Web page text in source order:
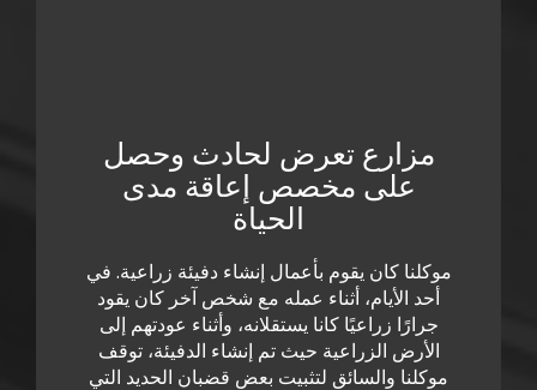
مزارع تعرض لحادث وحصل
على مخصص إعاقة مدى
الحياة
موكلنا كان يقوم بأعمال إنشاء دفيئة زراعية. في
أحد الأيام، أثناء عمله مع شخص آخر كان يقود
جرارًا زراعيًا كانا يستقلانه، وأثناء عودتهم إلى
الأرض الزراعية حيث تم إنشاء الدفيئة، توقف
موكلنا والسائق لتثبيت بعض قضبان الحديد التي